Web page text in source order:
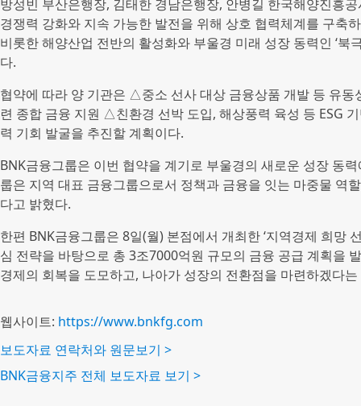
방성빈 부산은행장, 김태한 경남은행장, 안병길 한국해양진흥
경쟁력 강화와 지속 가능한 발전을 위해 상호 협력체계를 구축
비롯한 해양산업 전반의 활성화와 부울경 미래 성장 동력인 ‘
다.
협약에 따라 양 기관은 △중소 선사 대상 금융상품 개발 등 유
련 종합 금융 지원 △친환경 선박 도입, 해상풍력 육성 등 ESG
력 기회 발굴을 추진할 계획이다.
BNK금융그룹은 이번 협약을 계기로 부울경의 새로운 성장 동
룹은 지역 대표 금융그룹으로서 정책과 금융을 잇는 마중물 역
다고 밝혔다.
한편 BNK금융그룹은 8일(월) 본점에서 개최한 ‘지역경제 희망
심 전략을 바탕으로 총 3조7000억원 규모의 금융 공급 계획을
경제의 회복을 도모하고, 나아가 성장의 전환점을 마련하겠다
웹사이트: https://www.bnkfg.com
보도자료 연락처와 원문보기 >
BNK금융지주 전체 보도자료 보기 >